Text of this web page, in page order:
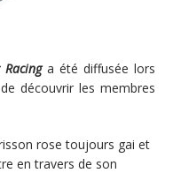
Racinga été diffusée lors
découvrir les membres
rose toujours gai et
en travers de son